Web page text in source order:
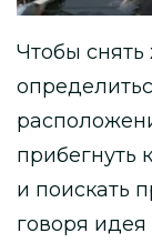
Чтобы снять
прибегнуть
и поискать
говоря